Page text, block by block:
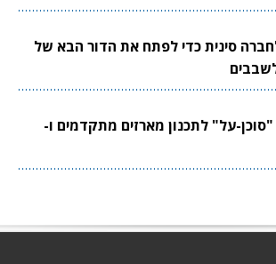
כדי לפתח את הדור הבא של
לתכנון מארזים מתקדמים ו-